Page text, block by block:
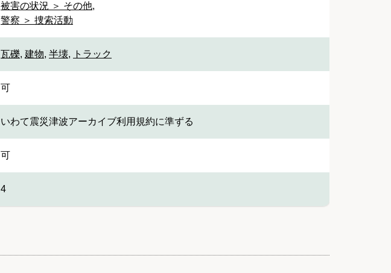
被害の状況 ＞ その他,
警察 ＞ 捜索活動
瓦礫, 建物, 半壊, トラック
可
いわて震災津波アーカイブ利用規約に準ずる
可
4